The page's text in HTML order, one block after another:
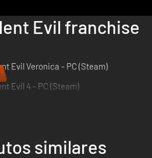
Evil franchise
Evil Veronica - PC (Steam)
Evil 4 - PC (Steam)
similares